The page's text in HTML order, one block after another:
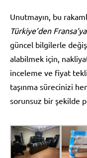
Unutmayın, bu
Türkiye’den
güncel bilgilerle
alabilmek için,
inceleme ve fiyat
taşınma sürecinizi
sorunsuz bir şekilde